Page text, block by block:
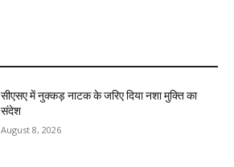
सीएसए में नुक्कड़ नाटक के जरिए दिया नशा मुक्ति का
संदेश
August 8, 2026